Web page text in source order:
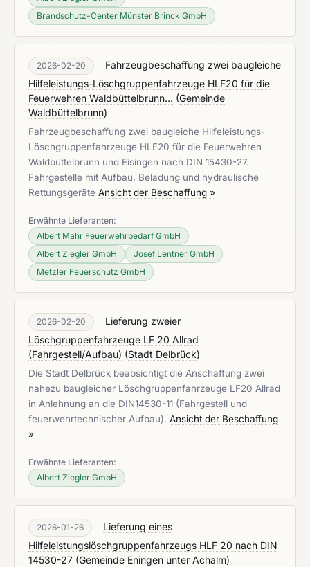
Brandschutz-Center Münster Brinck GmbH
2026-02-20
Fahrzeugbeschaffung zwei baugleiche
Hilfeleistungs-Löschgruppenfahrzeuge HLF20 für die
Feuerwehren Waldbüttelbrunn... (Gemeinde
Waldbüttelbrunn)
Fahrzeugbeschaffung zwei baugleiche Hilfeleistungs-
Löschgruppenfahrzeuge HLF20 für die Feuerwehren
Waldbüttelbrunn und Eisingen nach DIN 15430-27.
Fahrgestelle mit Aufbau, Beladung und hydraulische
Rettungsgeräte Ansicht der Beschaffung »
Erwähnte Lieferanten:
Albert Mahr Feuerwehrbedarf GmbH
Albert Ziegler GmbH
Josef Lentner GmbH
Metzler Feuerschutz GmbH
2026-02-20
Lieferung zweier
Löschgruppenfahrzeuge LF 20 Allrad
(Fahrgestell/Aufbau) (Stadt Delbrück)
Die Stadt Delbrück beabsichtigt die Anschaffung zwei
nahezu baugleicher Löschgruppenfahrzeuge LF20 Allrad
in Anlehnung an die DIN14530-11 (Fahrgestell und
feuerwehrtechnischer Aufbau). Ansicht der Beschaffung
»
Erwähnte Lieferanten:
Albert Ziegler GmbH
2026-01-26
Lieferung eines
Hilfeleistungslöschgruppenfahrzeugs HLF 20 nach DIN
14530-27 (Gemeinde Eningen unter Achalm)